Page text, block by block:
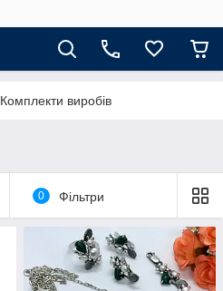
Комплекти виробів
0 Фільтри